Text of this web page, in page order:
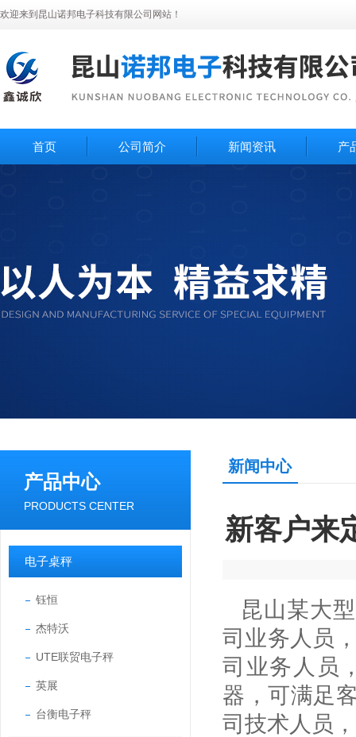
欢迎来到昆山诺邦电子科技有限公司网站！
首页 公司简介 新闻资讯 产
产品中心
PRODUCTS CENTER
电子桌秤
钰恒
杰特沃
UTE联贸电子秤
英展
台衡电子秤
新闻中心
新客户来
昆山某大
司业务人员
司业务人员
器，可满足
司技术人员